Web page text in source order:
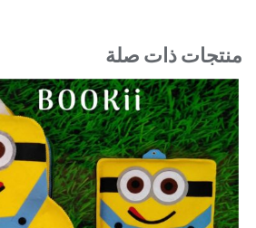
منتجات ذات صلة